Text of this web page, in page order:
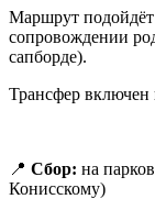
Маршрут подойдёт
сопровождении
сапборде).
Трансфер включен
📍 Сбор: на
Конисскому)